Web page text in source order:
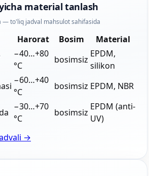
material tanlash
— to'liq jadval mahsulot sahifasida
Harorat Bosim
Material
−40…+80
°C
bosimsiz
EPDM,
silikon
−60…+40
°C
bosimsiz EPDM, NBR
−30…+70
°C
bosimsiz
EPDM (anti-
UV)
→